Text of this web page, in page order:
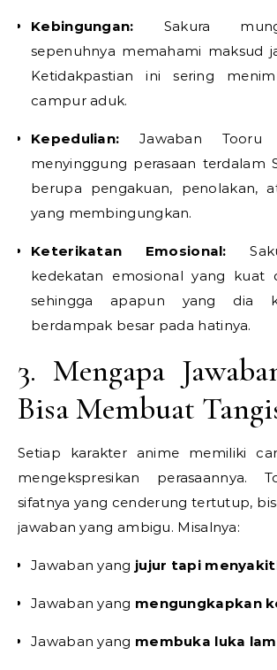
Kebingungan: Sakura
sepenuhnya memahami maksud
Ketidakpastian ini sering
campur aduk.
Kepedulian: Jawaban Tooru
menyinggung perasaan terdalam
berupa pengakuan, penolakan,
yang membingungkan.
Keterikatan Emosional:
kedekatan emosional yang kuat
sehingga apapun yang dia
berdampak besar pada hatinya.
3. Mengapa
Bisa Membuat
Setiap karakter anime memiliki
mengekspresikan perasaannya.
sifatnya yang cenderung tertutup,
jawaban yang ambigu. Misalnya:
Jawaban yang jujur tapi
Jawaban yang mengungkapkan
Jawaban yang membuka luka